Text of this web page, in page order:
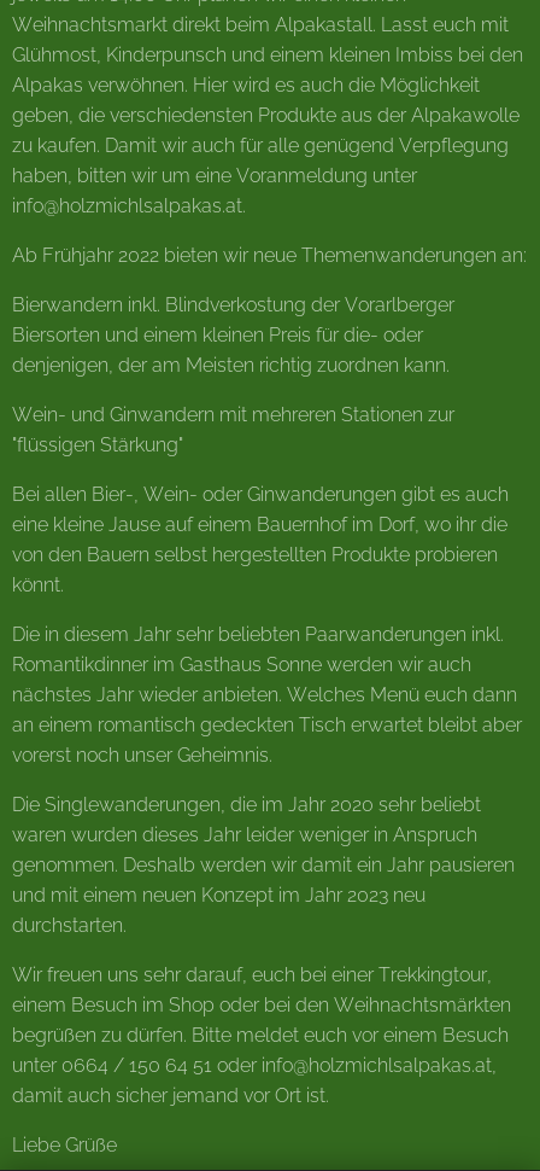
Weihnachtsmarkt direkt beim Alpakastall. Lasst euch mit
Glühmost, Kinderpunsch und einem kleinen Imbiss bei den
Alpakas verwöhnen. Hier wird es auch die Möglichkeit
geben, die verschiedensten Produkte aus der Alpakawolle
zu kaufen. Damit wir auch für alle genügend Verpflegung
haben, bitten wir um eine Voranmeldung unter
info@holzmichlsalpakas.at.
Ab Frühjahr 2022 bieten wir neue Themenwanderungen an:
Bierwandern inkl. Blindverkostung der Vorarlberger
Biersorten und einem kleinen Preis für die- oder
denjenigen, der am Meisten richtig zuordnen kann.
Wein- und Ginwandern mit mehreren Stationen zur
"flüssigen Stärkung"
Bei allen Bier-, Wein- oder Ginwanderungen gibt es auch
eine kleine Jause auf einem Bauernhof im Dorf, wo ihr die
von den Bauern selbst hergestellten Produkte probieren
könnt.
Die in diesem Jahr sehr beliebten Paarwanderungen inkl.
Romantikdinner im Gasthaus Sonne werden wir auch
nächstes Jahr wieder anbieten. Welches Menü euch dann
an einem romantisch gedeckten Tisch erwartet bleibt aber
vorerst noch unser Geheimnis.
Die Singlewanderungen, die im Jahr 2020 sehr beliebt
waren wurden dieses Jahr leider weniger in Anspruch
genommen. Deshalb werden wir damit ein Jahr pausieren
und mit einem neuen Konzept im Jahr 2023 neu
durchstarten.
Wir freuen uns sehr darauf, euch bei einer Trekkingtour,
einem Besuch im Shop oder bei den Weihnachtsmärkten
begrüßen zu dürfen. Bitte meldet euch vor einem Besuch
unter 0664 / 150 64 51 oder info@holzmichlsalpakas.at,
damit auch sicher jemand vor Ort ist.
Liebe Grüße